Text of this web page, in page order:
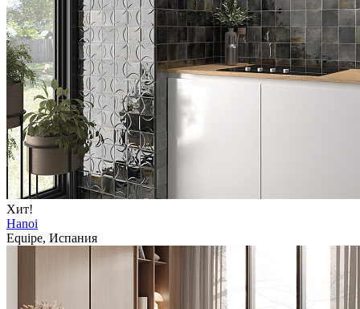
Хит!
Hanoi
Equipe, Испания